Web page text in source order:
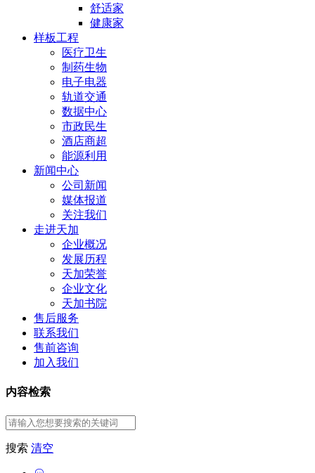
舒适家
健康家
样板工程
医疗卫生
制药生物
电子电器
轨道交通
数据中心
市政民生
酒店商超
能源利用
新闻中心
公司新闻
媒体报道
关注我们
走进天加
企业概况
发展历程
天加荣誉
企业文化
天加书院
售后服务
联系我们
售前咨询
加入我们
内容检索
搜索 清空